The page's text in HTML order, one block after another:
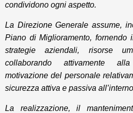
condividono ogni aspetto.
La Direzione Generale assume,
Piano di Miglioramento, fornendo
strategie aziendali, risorse
collaborando attivamente
motivazione del personale
sicurezza attiva e passiva
La realizzazione, il